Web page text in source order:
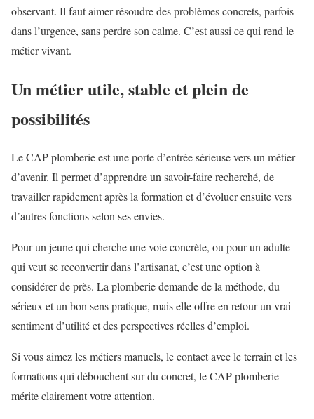
observant. Il faut aimer résoudre des problèmes concrets, parfois
dans l’urgence, sans perdre son calme. C’est aussi ce qui rend le
métier vivant.
Un métier utile, stable et plein de
possibilités
Le CAP plomberie est une porte d’entrée sérieuse vers un métier
d’avenir. Il permet d’apprendre un savoir-faire recherché, de
travailler rapidement après la formation et d’évoluer ensuite vers
d’autres fonctions selon ses envies.
Pour un jeune qui cherche une voie concrète, ou pour un adulte
qui veut se reconvertir dans l’artisanat, c’est une option à
considérer de près. La plomberie demande de la méthode, du
sérieux et un bon sens pratique, mais elle offre en retour un vrai
sentiment d’utilité et des perspectives réelles d’emploi.
Si vous aimez les métiers manuels, le contact avec le terrain et les
formations qui débouchent sur du concret, le CAP plomberie
mérite clairement votre attention.